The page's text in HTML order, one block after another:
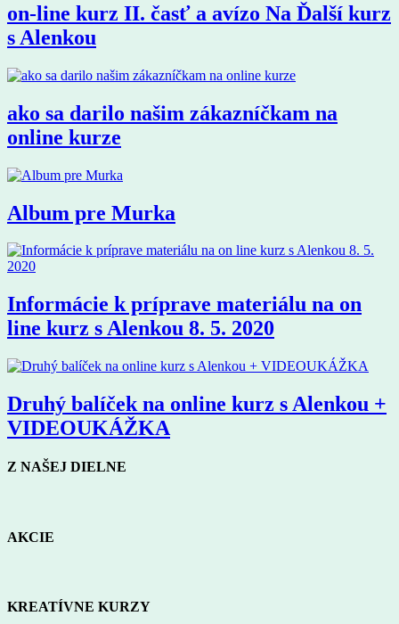
on-line kurz II. časť a avízo Na Ďalší kurz
s Alenkou
ako sa darilo našim zákazníčkam na
online kurze
Album pre Murka
Informácie k príprave materiálu na on
line kurz s Alenkou 8. 5. 2020
Druhý balíček na online kurz s Alenkou +
VIDEOUKÁŽKA
Z NAŠEJ DIELNE
AKCIE
KREATÍVNE KURZY